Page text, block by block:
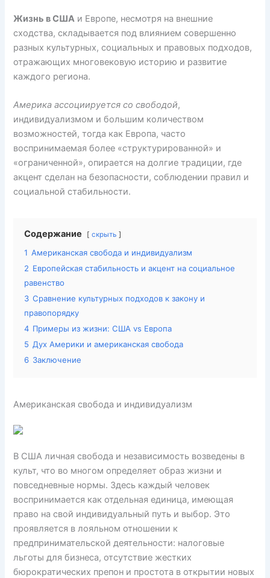
a
m
kl
a
s
s
ni
ki
b
o
o
A
p
p
t
u
Жизнь в США и Европе, несмотря на внешние
сходства, складывается под влиянием совершенно
разных культурных, социальных и правовых подходов,
отражающих многовековую историю и развитие
каждого региона.
Америка ассоциируется со свободой,
индивидуализмом и большим количеством
возможностей, тогда как Европа, часто
воспринимаемая более «структурированной» и
«ограниченной», опирается на долгие традиции, где
акцент сделан на безопасности, соблюдении правил и
социальной стабильности.
Содержание скрыть
1 Американская свобода и индивидуализм
2 Европейская стабильность и акцент на социальное
равенство
3 Сравнение культурных подходов к закону и
правопорядку
4 Примеры из жизни: США vs Европа
5 Дух Америки и американская свобода
6 Заключение
Американская свобода и индивидуализм
В США личная свобода и независимость возведены в
культ, что во многом определяет образ жизни и
повседневные нормы. Здесь каждый человек
воспринимается как отдельная единица, имеющая
право на свой индивидуальный путь и выбор. Это
проявляется в лояльном отношении к
предпринимательской деятельности: налоговые
льготы для бизнеса, отсутствие жестких
бюрократических препон и простота в открытии новых